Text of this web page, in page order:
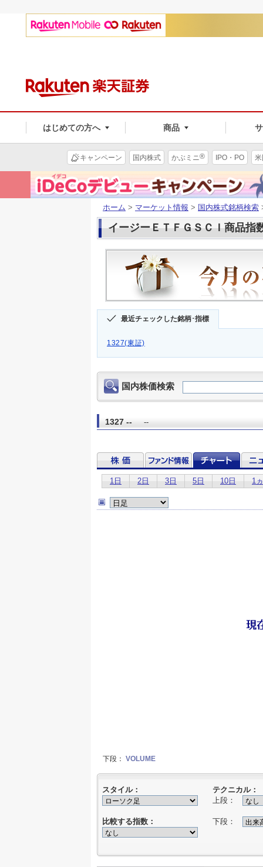
はじめての方へ 商品
キャンペーン 国内株式 かぶミニ® IPO・PO
ホーム > マーケット情報 > 国内株式銘柄検索
イージーＥＴＦＧＳＣＩ商品指
最近チェックした銘柄･指標
1327(東証)